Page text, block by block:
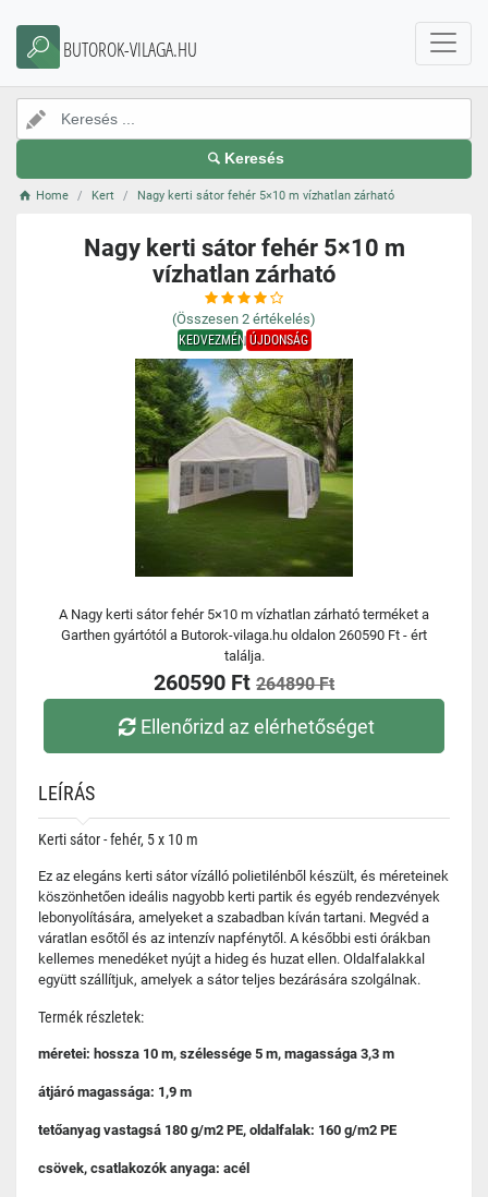
BUTOROK-VILAGA.HU
Keresés
Home Kert Nagy kerti sátor fehér 5×10 m vízhatlan zárható
Nagy kerti sátor fehér 5×10 m
vízhatlan zárható
(Összesen 2 értékelés)
KEDVEZMÉNYÚJDONSÁG
A Nagy kerti sátor fehér 5×10 m vízhatlan zárható terméket a
Garthen gyártótól a Butorok-vilaga.hu oldalon 260590 Ft - ért
találja.
260590 Ft 264890 Ft
Ellenőrizd az elérhetőséget
LEÍRÁS
Kerti sátor - fehér, 5 x 10 m
Ez az elegáns kerti sátor vízálló polietilénből készült, és méreteinek
köszönhetően ideális nagyobb kerti partik és egyéb rendezvények
lebonyolítására, amelyeket a szabadban kíván tartani. Megvéd a
váratlan esőtől és az intenzív napfénytől. A későbbi esti órákban
kellemes menedéket nyújt a hideg és huzat ellen. Oldalfalakkal
együtt szállítjuk, amelyek a sátor teljes bezárására szolgálnak.
Termék részletek:
méretei: hossza 10 m, szélessége 5 m, magassága 3,3 m
átjáró magassága: 1,9 m
tetőanyag vastagsá 180 g/m2 PE, oldalfalak: 160 g/m2 PE
csövek, csatlakozók anyaga: acél